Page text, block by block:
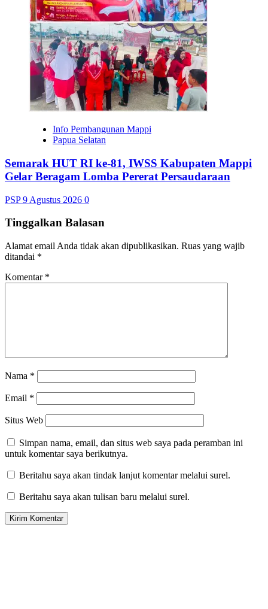
Info Pembangunan Mappi
Papua Selatan
Semarak HUT RI ke-81, IWSS Kabupaten Mappi
Gelar Beragam Lomba Pererat Persaudaraan
PSP9 Agustus 2026 0
Tinggalkan Balasan
Alamat email Anda tidak akan dipublikasikan. Ruas yang wajib
ditandai *
Komentar *
Nama *
Email *
Situs Web
Simpan nama, email, dan situs web saya pada peramban ini
untuk komentar saya berikutnya.
Beritahu saya akan tindak lanjut komentar melalui surel.
Beritahu saya akan tulisan baru melalui surel.